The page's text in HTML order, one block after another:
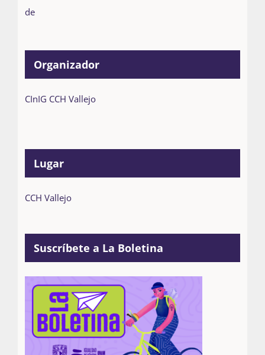
de
Organizador
CInIG CCH Vallejo
Lugar
CCH Vallejo
Suscríbete a La Boletina